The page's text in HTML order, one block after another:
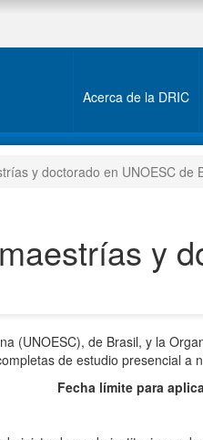
Acerca de la DRIC
y doctorado en UNOESC de
y
(UNOESC), de Brasil, y la
de estudio presencial
Fecha límite para